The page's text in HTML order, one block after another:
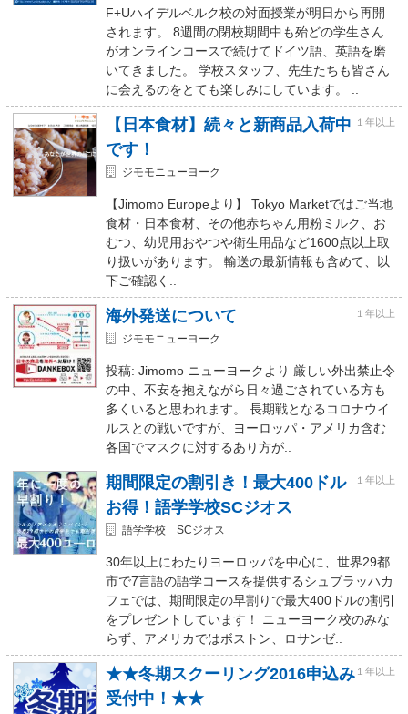
F+Uハイデルベルク校の対面授業が明日から再開
されます。 8週間の閉校期間中も殆どの学生さん
がオンラインコースで続けてドイツ語、英語を磨
いてきました。 学校スタッフ、先生たちも皆さん
に会えるのをとても楽しみにしています。 ..
【日本食材】続々と新商品入荷中
です！
１年以上
ジモモニューヨーク
【Jimomo Europeより】 Tokyo Marketではご当地
食材・日本食材、その他赤ちゃん用粉ミルク、お
むつ、幼児用おやつや衛生用品など1600点以上取
り扱いがあります。 輸送の最新情報も含めて、以
下ご確認く..
海外発送について １年以上
ジモモニューヨーク
投稿: Jimomo ニューヨークより 厳しい外出禁止令
の中、不安を抱えながら日々過ごされている方も
多くいると思われます。 長期戦となるコロナウイ
ルスとの戦いですが、ヨーロッパ・アメリカ含む
各国でマスクに対するあり方が..
期間限定の割引き！最大400ドル
お得！語学学校SCジオス
１年以上
語学学校 SCジオス
30年以上にわたりヨーロッパを中心に、世界29都
市で7言語の語学コースを提供するシュプラッハカ
フェでは、期間限定の早割りで最大400ドルの割引
をプレゼントしています！ ニューヨーク校のみな
らず、アメリカではボストン、ロサンゼ..
★★冬期スクーリング2016申込み
受付中！★★
１年以上